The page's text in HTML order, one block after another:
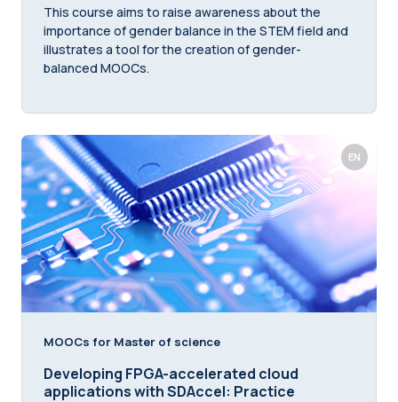
This course aims to raise awareness about the
importance of gender balance in the STEM field and
illustrates a tool for the creation of gender-
balanced MOOCs.
EN
MOOCs for Master of science
Developing FPGA-accelerated cloud
applications with SDAccel: Practice